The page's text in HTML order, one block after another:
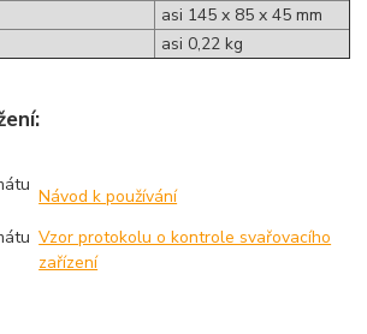
asi 145 x 85 x 45 mm
asi 0,22 kg
Návod k používání
Vzor protokolu o kontrole svařovacího
zařízení